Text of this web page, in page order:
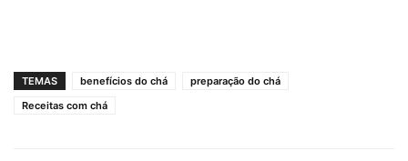
TEMAS benefícios do chá
preparação do chá
Receitas com chá